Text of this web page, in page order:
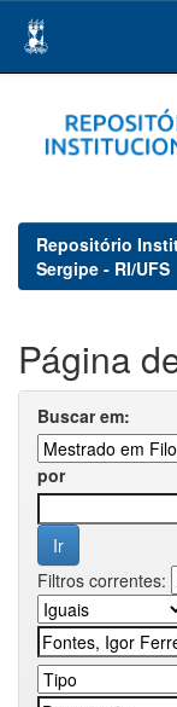
navigation
Repositório
Sergipe - RI/UFS
Página
Buscar em:
por
Filtros correntes: